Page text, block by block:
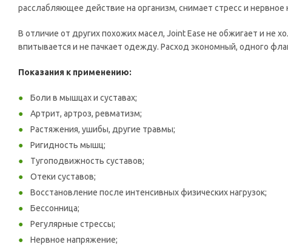
расслабляющее действие на организм, снимает стресс и
В отличие от других похожих масел, Joint Ease не обжигает и не
впитывается и не пачкает одежду. Расход экономный, одного
Показания к применению:
Боли в мышцах и суставах;
Артрит, артроз, ревматизм;
Растяжения, ушибы, другие травмы;
Ригидность мышц;
Тугоподвижность суставов;
Отеки суставов;
Восстановление после интенсивных физических нагрузок;
Бессонница;
Регулярные стрессы;
Нервное напряжение;